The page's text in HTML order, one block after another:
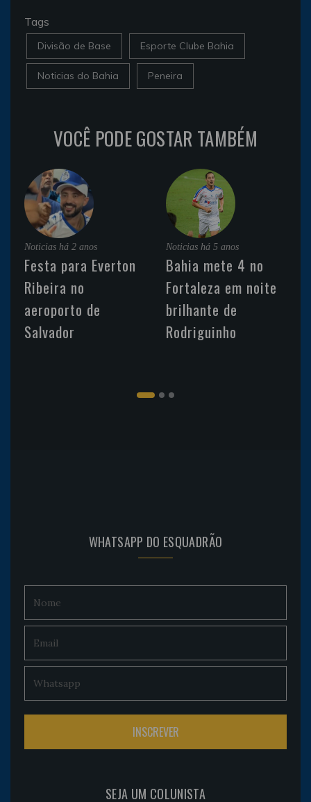
Tags
Divisão de Base Esporte Clube Bahia
Noticias do Bahia Peneira
VOCÊ PODE GOSTAR TAMBÉM
Noticias há 2 anos
Festa para Everton
Ribeira no
aeroporto de
Salvador
Noticias há 5 anos
Bahia mete 4 no
Fortaleza em noite
brilhante de
Rodriguinho
WHATSAPP DO ESQUADRÃO
SEJA UM COLUNISTA